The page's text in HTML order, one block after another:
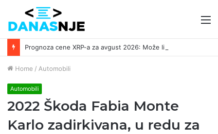
Home / Automobili
Automobili
2022 Škoda Fabia Monte
Karlo zadirkivana, u redu za